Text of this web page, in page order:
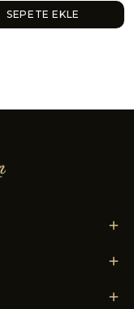
SEPETE EKLE